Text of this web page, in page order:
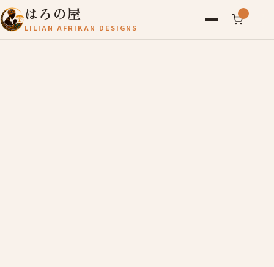
はろの屋
LILIAN AFRIKAN DESIGNS